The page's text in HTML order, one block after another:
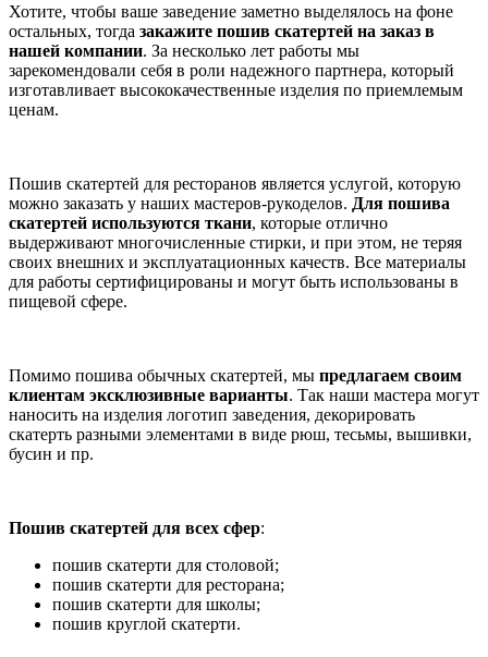
Хотите, чтобы ваше заведение заметно выделялось на фоне
остальных, тогда закажите пошив скатертей на заказ в
нашей компании. За несколько лет работы мы
зарекомендовали себя в роли надежного партнера, который
изготавливает высококачественные изделия по приемлемым
ценам.
Пошив скатертей для ресторанов является услугой, которую
можно заказать у наших мастеров-рукоделов. Для пошива
скатертей используются ткани, которые отлично
выдерживают многочисленные стирки, и при этом, не теряя
своих внешних и эксплуатационных качеств. Все материалы
для работы сертифицированы и могут быть использованы в
пищевой сфере.
Помимо пошива обычных скатертей, мы предлагаем своим
клиентам эксклюзивные варианты. Так наши мастера могут
наносить на изделия логотип заведения, декорировать
скатерть разными элементами в виде рюш, тесьмы, вышивки,
бусин и пр.
Пошив скатертей для всех сфер:
пошив скатерти для столовой;
пошив скатерти для ресторана;
пошив скатерти для школы;
пошив круглой скатерти.